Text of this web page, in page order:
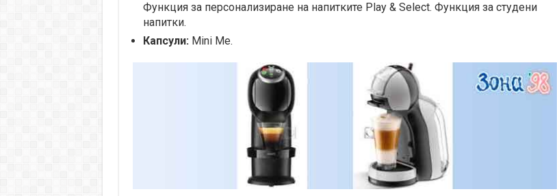
Функция за персонализиране на напитките Play & Select. Функция за студени
напитки.
Капсули:Mini Me.